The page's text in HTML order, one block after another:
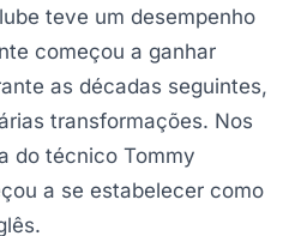
teve um desempenho
começou a ganhar
as décadas seguintes,
transformações. Nos
do técnico Tommy
a se estabelecer como